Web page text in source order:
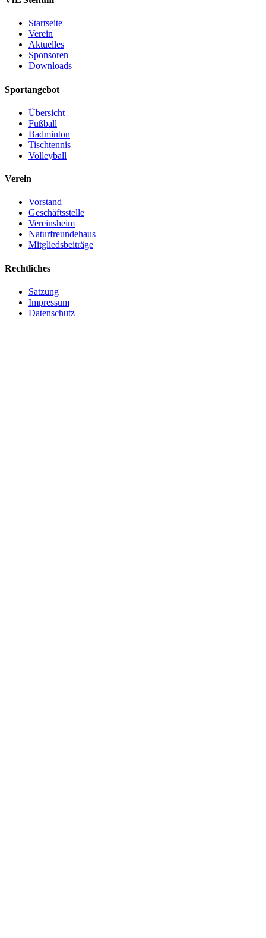
Startseite
Verein
Aktuelles
Sponsoren
Downloads
Sportangebot
Übersicht
Fußball
Badminton
Tischtennis
Volleyball
Verein
Vorstand
Geschäftsstelle
Vereinsheim
Naturfreundehaus
Mitgliedsbeiträge
Rechtliches
Satzung
Impressum
Datenschutz